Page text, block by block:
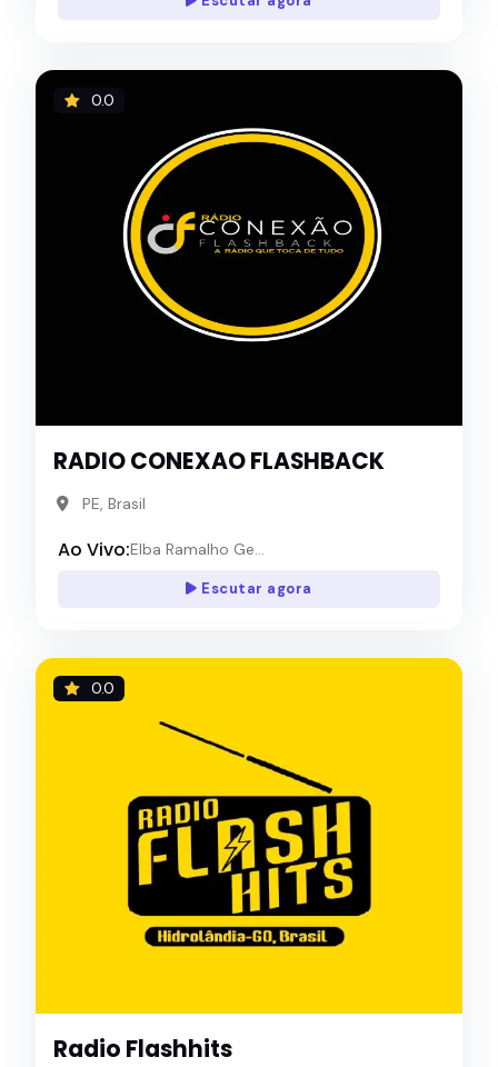
0.0
RADIO CONEXAO FLASHBACK
PE, Brasil
Ao Vivo:Elba Ramalho Ge...
Escutar agora
0.0
Radio Flashhits